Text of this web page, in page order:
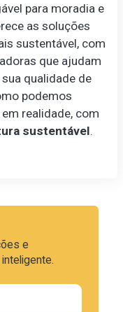
para moradia e
as soluções
sustentável, com
que ajudam
qualidade de
podemos
realidade, com
sustentável.
e